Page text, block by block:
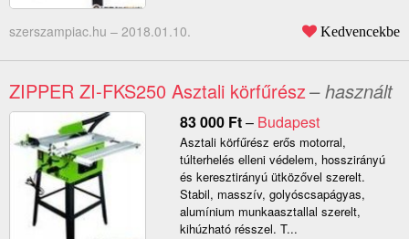
szerszampiac.hu – 2018.01.10. Kedvencekbe
ZIPPER ZI-FKS250 Asztali körfűrész– használt
83 000 Ft– Budapest
Asztali körfűrész erős motorral,
túlterhelés elleni védelem, hosszirányú
és keresztirányú ütközővel szerelt.
Stabil, masszív, golyóscsapágyas,
alumínium munkaasztallal szerelt,
kihúzható résszel. T...